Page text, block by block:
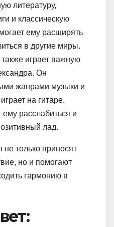
литературу,
и классическую
ему расширять
в другие миры.
играет важную
Он
жанрами музыки и
на гитаре.
расслабиться и
лад.
не только приносят
но и помогают
гармонию в